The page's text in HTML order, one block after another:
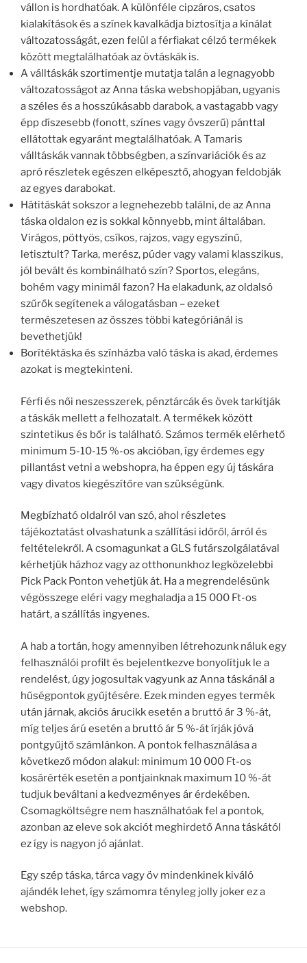
vállon is hordhatóak. A különféle cipzáros, csatos
kialakítások és a színek kavalkádja biztosítja a kínálat
változatosságát, ezen felül a férfiakat célzó termékek
között megtalálhatóak az övtáskák is.
A válltáskák szortimentje mutatja talán a legnagyobb
változatosságot az Anna táska webshopjában, ugyanis
a széles és a hosszúkásabb darabok, a vastagabb vagy
épp díszesebb (fonott, színes vagy övszerű) pánttal
ellátottak egyaránt megtalálhatóak. A Tamaris
válltáskák vannak többségben, a színvariációk és az
apró részletek egészen elképesztő, ahogyan feldobják
az egyes darabokat.
Hátitáskát sokszor a legnehezebb találni, de az Anna
táska oldalon ez is sokkal könnyebb, mint általában.
Virágos, pöttyös, csíkos, rajzos, vagy egyszínű,
letisztult? Tarka, merész, púder vagy valami klasszikus,
jól bevált és kombinálható szín? Sportos, elegáns,
bohém vagy minimál fazon? Ha elakadunk, az oldalsó
szűrők segítenek a válogatásban – ezeket
természetesen az összes többi kategóriánál is
bevethetjük!
Borítéktáska és színházba való táska is akad, érdemes
azokat is megtekinteni.
Férfi és női neszesszerek, pénztárcák és övek tarkítják
a táskák mellett a felhozatalt. A termékek között
szintetikus és bőr is található. Számos termék elérhető
minimum 5-10-15 %-os akcióban, így érdemes egy
pillantást vetni a webshopra, ha éppen egy új táskára
vagy divatos kiegészítőre van szükségünk.
Megbízható oldalról van szó, ahol részletes
tájékoztatást olvashatunk a szállítási időről, árról és
feltételekről. A csomagunkat a GLS futárszolgálatával
kérhetjük házhoz vagy az otthonunkhoz legközelebbi
Pick Pack Ponton vehetjük át. Ha a megrendelésünk
végösszege eléri vagy meghaladja a 15 000 Ft-os
határt, a szállítás ingyenes.
A hab a tortán, hogy amennyiben létrehozunk náluk egy
felhasználói profilt és bejelentkezve bonyolítjuk le a
rendelést, úgy jogosultak vagyunk az Anna táskánál a
hűségpontok gyűjtésére. Ezek minden egyes termék
után járnak, akciós árucikk esetén a bruttó ár 3 %-át,
míg teljes árú esetén a bruttó ár 5 %-át írják jóvá
pontgyűjtő számlánkon. A pontok felhasználása a
következő módon alakul: minimum 10 000 Ft-os
kosárérték esetén a pontjainknak maximum 10 %-át
tudjuk beváltani a kedvezményes ár érdekében.
Csomagköltségre nem használhatóak fel a pontok,
azonban az eleve sok akciót meghirdető Anna táskától
ez így is nagyon jó ajánlat.
Egy szép táska, tárca vagy öv mindenkinek kiváló
ajándék lehet, így számomra tényleg jolly joker ez a
webshop.